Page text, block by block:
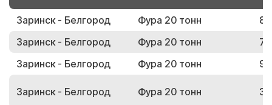
Заринск - Белгород Фура 20 тонн
Заринск - Белгород
Фура 20 тонн
Заринск - Белгород
Фура 20 тонн
Заринск - Белгород Фура 20 тонн